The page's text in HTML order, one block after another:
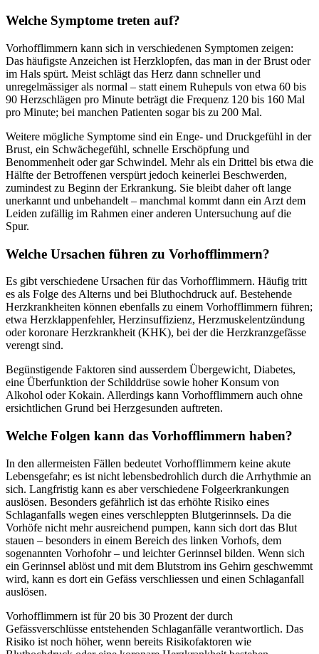
Welche Symptome treten auf?
Vorhofflimmern kann sich in verschiedenen Symptomen zeigen:
Das häufigste Anzeichen ist Herzklopfen, das man in der Brust oder
im Hals spürt. Meist schlägt das Herz dann schneller und
unregelmässiger als normal – statt einem Ruhepuls von etwa 60 bis
90 Herzschlägen pro Minute beträgt die Frequenz 120 bis 160 Mal
pro Minute; bei manchen Patienten sogar bis zu 200 Mal.
Weitere mögliche Symptome sind ein Enge- und Druckgefühl in der
Brust, ein Schwächegefühl, schnelle Erschöpfung und
Benommenheit oder gar Schwindel. Mehr als ein Drittel bis etwa die
Hälfte der Betroffenen verspürt jedoch keinerlei Beschwerden,
zumindest zu Beginn der Erkrankung. Sie bleibt daher oft lange
unerkannt und unbehandelt – manchmal kommt dann ein Arzt dem
Leiden zufällig im Rahmen einer anderen Untersuchung auf die
Spur.
Welche Ursachen führen zu Vorhofflimmern?
Es gibt verschiedene Ursachen für das Vorhofflimmern. Häufig tritt
es als Folge des Alterns und bei Bluthochdruck auf. Bestehende
Herzkrankheiten können ebenfalls zu einem Vorhofflimmern führen;
etwa Herzklappenfehler, Herzinsuffizienz, Herzmuskelentzündung
oder koronare Herzkrankheit (KHK), bei der die Herzkranzgefässe
verengt sind.
Begünstigende Faktoren sind ausserdem Übergewicht, Diabetes,
eine Überfunktion der Schilddrüse sowie hoher Konsum von
Alkohol oder Kokain. Allerdings kann Vorhofflimmern auch ohne
ersichtlichen Grund bei Herzgesunden auftreten.
Welche Folgen kann das Vorhofflimmern haben?
In den allermeisten Fällen bedeutet Vorhofflimmern keine akute
Lebensgefahr; es ist nicht lebensbedrohlich durch die Arrhythmie an
sich. Langfristig kann es aber verschiedene Folgeerkrankungen
auslösen. Besonders gefährlich ist das erhöhte Risiko eines
Schlaganfalls wegen eines verschleppten Blutgerinnsels. Da die
Vorhöfe nicht mehr ausreichend pumpen, kann sich dort das Blut
stauen – besonders in einem Bereich des linken Vorhofs, dem
sogenannten Vorhofohr – und leichter Gerinnsel bilden. Wenn sich
ein Gerinnsel ablöst und mit dem Blutstrom ins Gehirn geschwemmt
wird, kann es dort ein Gefäss verschliessen und einen Schlaganfall
auslösen.
Vorhofflimmern ist für 20 bis 30 Prozent der durch
Gefässverschlüsse entstehenden Schlaganfälle verantwortlich. Das
Risiko ist noch höher, wenn bereits Risikofaktoren wie